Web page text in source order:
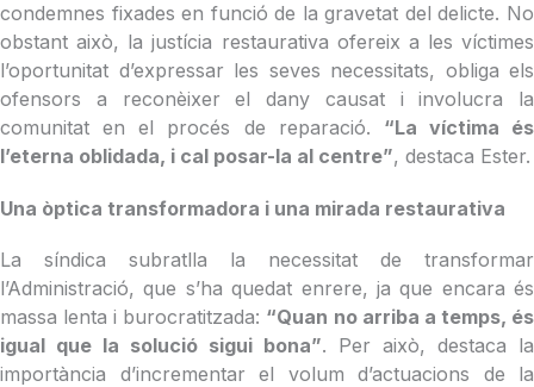
condemnes fixades en funció de la gravetat del delicte. No
obstant això, la justícia restaurativa ofereix a les víctimes
l’oportunitat d’expressar les seves necessitats, obliga els
ofensors a reconèixer el dany causat i involucra la
comunitat en el procés de reparació. “La víctima és
l’eterna oblidada, i cal posar-la al centre”, destaca Ester.
Una òptica transformadora i una mirada restaurativa
La síndica subratlla la necessitat de transformar
l’Administració, que s’ha quedat enrere, ja que encara és
massa lenta i burocratitzada: “Quan no arriba a temps, és
igual que la solució sigui bona”. Per això, destaca la
importància d’incrementar el volum d’actuacions de la